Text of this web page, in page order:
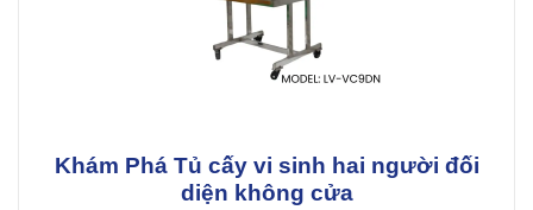
Khám Phá Tủ cấy vi sinh hai người đối
diện không cửa